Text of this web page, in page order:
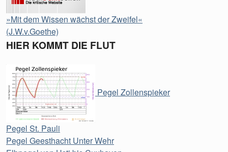
»Mit dem Wissen wächst der Zweifel«
(J.W.v.Goethe)
HIER KOMMT DIE FLUT
Pegel Zollenspieker
Pegel St. Pauli
Pegel Geesthacht Unter Wehr